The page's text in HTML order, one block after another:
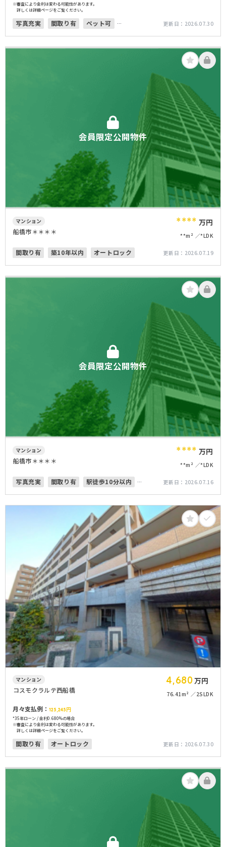
※審査により金利は変わる可能性があります。
詳しくは詳細ページをご覧ください。
写真充実 間取り有
ペット可
更新日： 2026.07.30
会員限定公開物件
マンション
船橋市＊＊＊＊ **** 万円
**m² *LDK
間取り有 築10年以内 オートロック 更新日： 2026.07.19
会員限定公開物件
マンション
船橋市＊＊＊＊ **** 万円
**m² *LDK
写真充実 間取り有
駅徒歩10分以内
更新日： 2026.07.16
マンション
コスモクラルテ西船橋 4,680万円
76.41m² 2SLDK
月々支払例： 125,245円
*35年ローン / 金利0.680%の場合
※審査により金利は変わる可能性があります。
詳しくは詳細ページをご覧ください。
間取り有 オートロック 更新日： 2026.07.30